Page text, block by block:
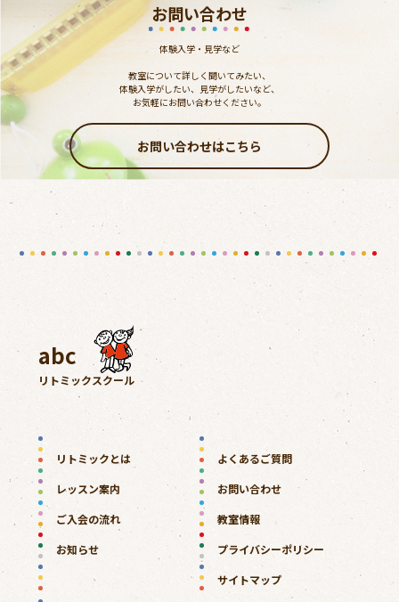
お問い合わせ
体験入学・見学など
教室について詳しく聞いてみたい、
体験入学がしたい、見学がしたいなど、
お気軽にお問い合わせください。
お問い合わせはこちら
abc
リトミックスクール
リトミックとは
レッスン案内
ご入会の流れ
お知らせ
よくあるご質問
お問い合わせ
教室情報
プライバシーポリシー
サイトマップ